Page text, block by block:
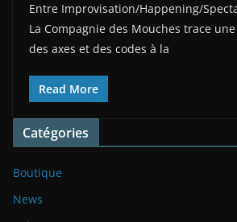
Entre Improvisation/Happening/
La Compagnie des Mouches trace
des axes et des codes à la
Read More
Catégories
Boutique
News